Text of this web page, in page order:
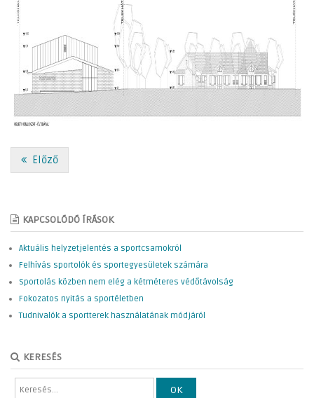
Előző
KAPCSOLÓDÓ ÍRÁSOK
Aktuális helyzetjelentés a sportcsarnokról
Felhívás sportolók és sportegyesületek számára
Sportolás közben nem elég a kétméteres védőtávolság
Fokozatos nyitás a sportéletben
Tudnivalók a sportterek használatának módjáról
KERESÉS
OK